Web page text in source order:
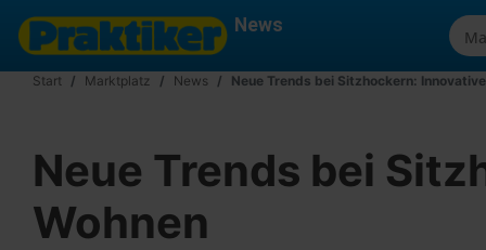
News
Start Marktplatz News Neue Trends bei Sitzhockern:
Neue Trends bei
Wohnen